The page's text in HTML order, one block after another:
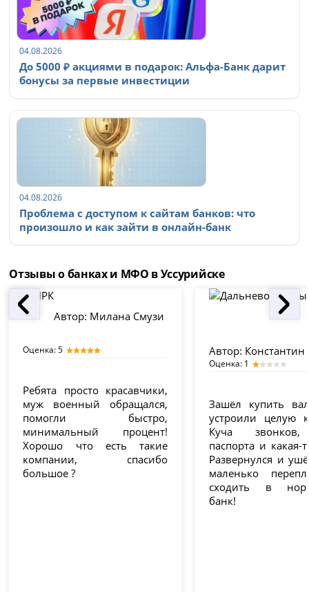
04.08.2026
До 5000 ₽ акциями в подарок: Альфа-Банк дарит
бонусы за первые инвестиции
04.08.2026
Проблема с доступом к сайтам банков: что
произошло и как зайти в онлайн-банк
Отзывы о банках и МФО в Уссурийске
Автор: Милана Смузи
Оценка: 5
Ребята просто красавчики,
муж военный обращался,
помогли быстро,
минимальный процент!
Хорошо что есть такие
компании, спасибо
большое ?
Автор: Константин
Оценка: 1
Зашёл купить
устроили целую
Куча
паспорта и какая-
Развернулся и
маленько
сходить в
банк!